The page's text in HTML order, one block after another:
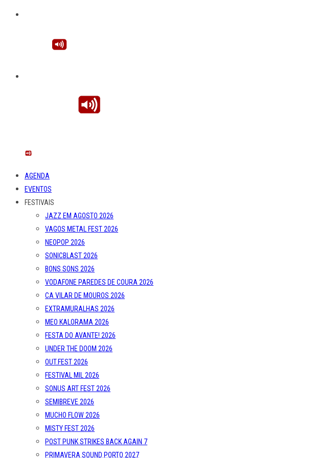
AGENDA
EVENTOS
FESTIVAIS
JAZZ EM AGOSTO 2026
VAGOS METAL FEST 2026
NEOPOP 2026
SONICBLAST 2026
BONS SONS 2026
VODAFONE PAREDES DE COURA 2026
CA VILAR DE MOUROS 2026
EXTRAMURALHAS 2026
MEO KALORAMA 2026
FESTA DO AVANTE! 2026
UNDER THE DOOM 2026
OUT.FEST 2026
FESTIVAL MIL 2026
SONUS ART FEST 2026
SEMIBREVE 2026
MUCHO FLOW 2026
MISTY FEST 2026
POST PUNK STRIKES BACK AGAIN 7
PRIMAVERA SOUND PORTO 2027